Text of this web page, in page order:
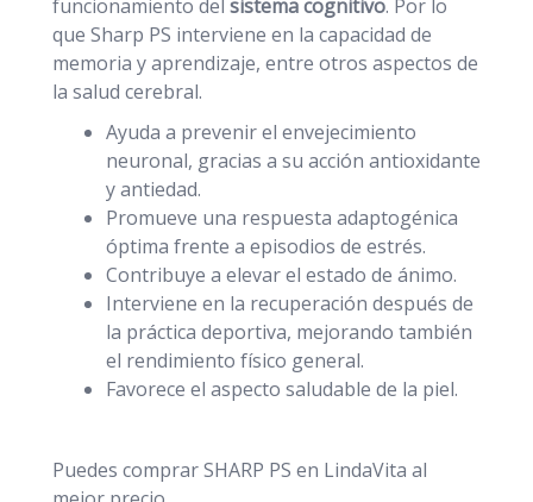
funcionamiento del sistema cognitivo. Por lo
que Sharp PS interviene en la capacidad de
memoria y aprendizaje, entre otros aspectos de
la salud cerebral.
Ayuda a prevenir el envejecimiento
neuronal, gracias a su acción antioxidante
y antiedad.
Promueve una respuesta adaptogénica
óptima frente a episodios de estrés.
Contribuye a elevar el estado de ánimo.
Interviene en la recuperación después de
la práctica deportiva, mejorando también
el rendimiento físico general.
Favorece el aspecto saludable de la piel.
Puedes comprar SHARP PS en LindaVita al